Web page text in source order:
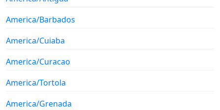
America/Barbados
America/Cuiaba
America/Curacao
America/Tortola
America/Grenada